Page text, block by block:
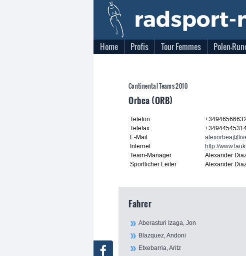
Home Profis Tour Femmes Polen-
Continental Teams 2010
Orbea (ORB)
Telefon
Telefax
E-Mail
Internet
http://
Team-Manager
Alexander
Sportlicher Leiter
Alexander
Fahrer
Aberasturi Izaga, Jon
Blazquez, Andoni
Etxebarria, Aritz
Facebook